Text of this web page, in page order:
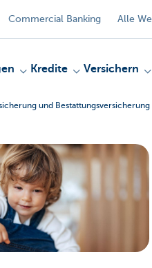
Commercial Banking Alle
Kredite Versichern
und Bestattungsversicherung